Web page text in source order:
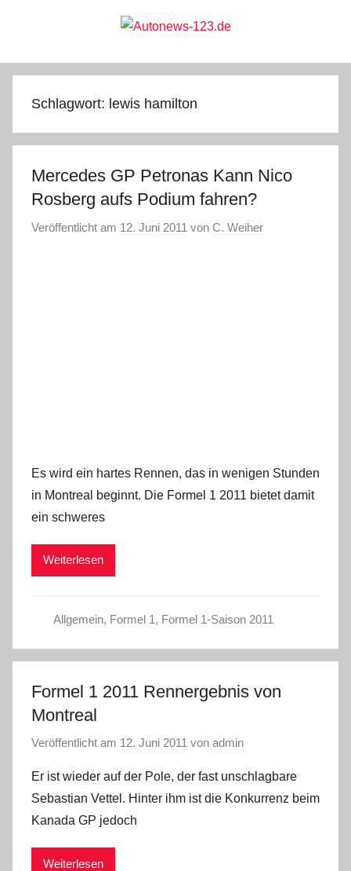
Autonews-
123.de
Schlagwort: lewis hamilton
Mercedes GP Petronas Kann Nico
Rosberg aufs Podium fahren?
Veröffentlicht am 12. Juni 2011 von C. Weiher
Es wird ein hartes Rennen, das in wenigen Stunden
in Montreal beginnt. Die Formel 1 2011 bietet damit
ein schweres
Weiterlesen
Allgemein, Formel 1, Formel 1-Saison 2011
Formel 1 2011 Rennergebnis von
Montreal
Veröffentlicht am 12. Juni 2011 von admin
Er ist wieder auf der Pole, der fast unschlagbare
Sebastian Vettel. Hinter ihm ist die Konkurrenz beim
Kanada GP jedoch
Weiterlesen